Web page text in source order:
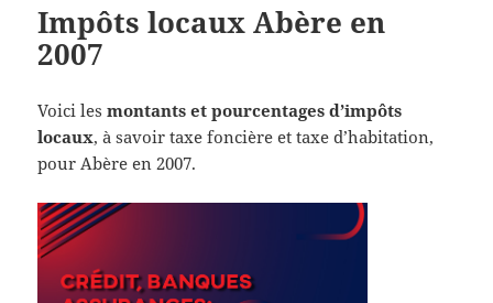
Impôts locaux Abère en
2007
Voici lesmontants et pourcentages d’impôts
locaux, à savoir taxe foncière et taxe d’habitation,
pour Abère en 2007.